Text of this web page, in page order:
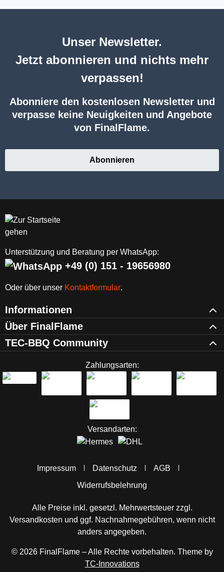
Unser Newsletter.
Jetzt abonnieren und nichts mehr
verpassen!
Abonniere den kostenlosen Newsletter und
verpasse keine Neuigkeiten und Angebote
von FinalFlame.
Abonnieren
Unterstützung und Beratung per WhatsApp:
+49 (0) 151 - 19656980
Oder über unser Kontaktformular.
Informationen
Über FinalFlame
TEC-BBQ Community
Zahlungsarten:
Versandarten:
Impressum Datenschutz
AGB
Widerrufsbelehrung
Alle Preise inkl. gesetzl. Mehrwertsteuer zzgl.
Versandkosten und ggf. Nachnahmegebühren, wenn nicht
anders angegeben.
© 2026 FinalFlame – Alle Rechte vorbehalten. Theme by
TC-Innovations